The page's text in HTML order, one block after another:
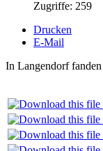
Zugriffe: 259
Drucken
E-Mail
In Langendorf